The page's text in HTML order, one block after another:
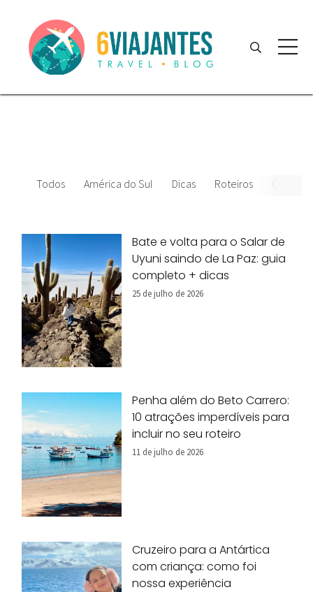
Todos América do Sul Dicas Roteiros Chile
Bate e volta para o Salar de
Uyuni saindo de La Paz: guia
completo + dicas
25 de julho de 2026
Penha além do Beto Carrero:
10 atrações imperdíveis para
incluir no seu roteiro
11 de julho de 2026
Cruzeiro para a Antártica
com criança: como foi
nossa experiência